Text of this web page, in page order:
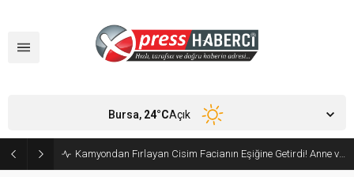
Kamyondan Fırlayan Cisim Facianın Eşiğine Getirdi! Anne ve Bebeği Son Anda Kurtuldu
Bursa, 24°CAçık